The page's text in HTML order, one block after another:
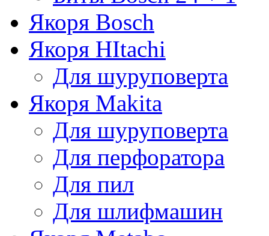
Якоря Bosch
Якоря HItachi
Для шуруповерта
Якоря Makita
Для шуруповерта
Для перфоратора
Для пил
Для шлифмашин